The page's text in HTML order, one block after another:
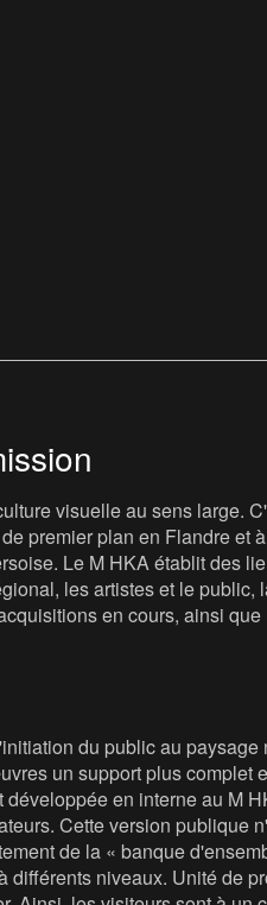
visuelle au sens large.
premier plan en Flandre et
Le M HKA établit des
les artistes et le public,
en cours, ainsi
du public au
un support plus complet
en interne au M
Cette version publique
de la « banque
niveaux. Unité de